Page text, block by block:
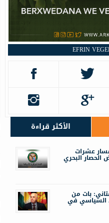
EFRIN
الأكثر قراءة
عشرات
البحري
بات من
السياسي في